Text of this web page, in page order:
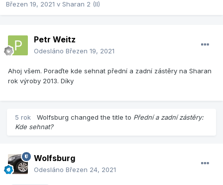
Březen 19, 2021 v Sharan 2 (II)
Petr Weitz
Odesláno Březen 19, 2021
Ahoj všem. Poraďte kde sehnat přední a zadní zástěry na Sharan
rok výroby 2013. Díky
5 rok Wolfsburg changed the title to Přední a zadní zástěry:
Kde sehnat?
Wolfsburg
Odesláno Březen 24, 2021